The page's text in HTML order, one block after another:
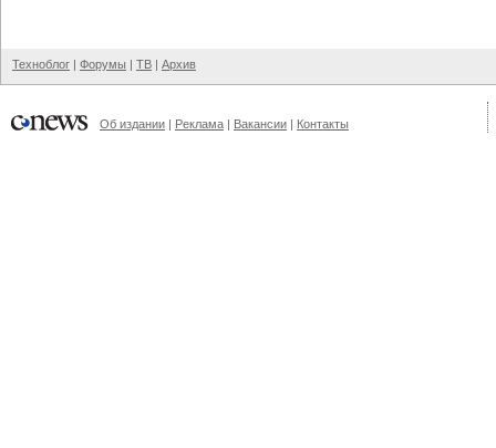
Техноблог | Форумы | ТВ | Архив
Об издании | Реклама | Вакансии | Контакты